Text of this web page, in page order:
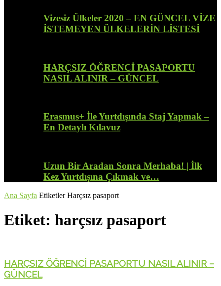
Vizesiz Ülkeler 2020 – EN GÜNCEL VİZE
İSTEMEYEN ÜLKELERİN LİSTESİ
HARÇSIZ ÖĞRENCİ PASAPORTU
NASIL ALINIR – GÜNCEL
Erasmus+ İle Yurtdışında Staj Yapmak –
En Detaylı Kılavuz
Uzun Bir Aradan Sonra Merhaba! | İlk
Kez Yurtdışına Çıkmak ve…
Ana Sayfa Etiketler Harçsız pasaport
Etiket: harçsız pasaport
HARÇSIZ ÖĞRENCİ PASAPORTU NASIL ALINIR –
GÜNCEL